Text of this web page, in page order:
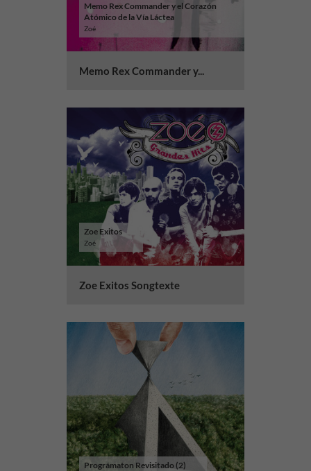
Memo Rex Commander y el Corazón
Atómico de la Vía Láctea
Zoé
Memo Rex Commander y...
Zoe Exitos
Zoé
Zoe Exitos Songtexte
Prográmaton Revisitado (2)